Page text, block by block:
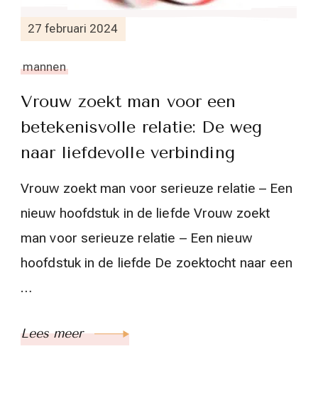
27 februari 2024
mannen
Vrouw zoekt man voor een
betekenisvolle relatie: De weg
naar liefdevolle verbinding
Vrouw zoekt man voor serieuze relatie – Een
nieuw hoofdstuk in de liefde Vrouw zoekt
man voor serieuze relatie – Een nieuw
hoofdstuk in de liefde De zoektocht naar een
…
Lees meer